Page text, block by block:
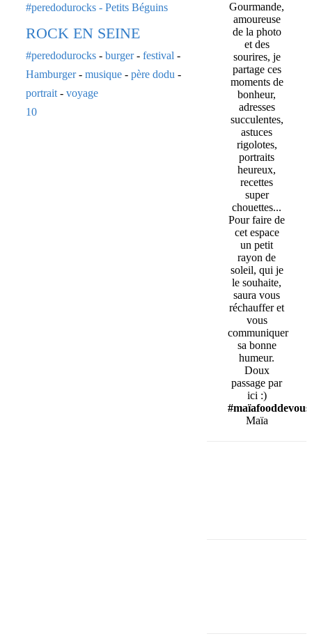
ROCK EN SEINE
#peredodurocks - burger- festival -
Hamburger- musique - père dodu -
portrait - voyage
10
Gourmande,
amoureuse
de la photo
et des
sourires, je
partage ces
moments de
bonheur,
adresses
succulentes,
astuces
rigolotes,
portraits
heureux,
recettes
super
chouettes...
Pour faire de
cet espace
un petit
rayon de
soleil, qui je
le souhaite,
saura vous
réchauffer et
vous
communiquer
sa bonne
humeur.
Doux
passage par
ici :)
#maïafooddevous
Maïa